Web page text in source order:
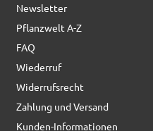
€ *statt
Newsletter
Pflanzwelt A-Z
FAQ
Wiederruf
Widerrufsrecht
Zahlung und Versand
Kunden-Informationen